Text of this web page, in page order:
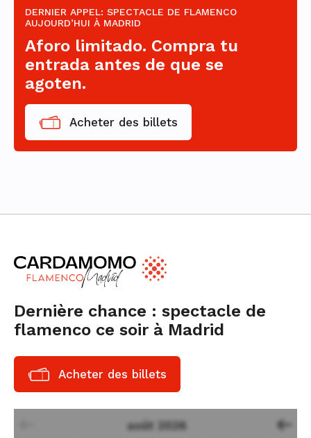
DERNIER APPEL: SPECTACLE DE FLAMENCO
AUJOURD’HUI À MADRID
Aforo limitado. Compra tu
entrada antes de que se
agoten.
Acheter des billets
Dernière chance : spectacle de
flamenco ce soir à Madrid
Acheter des billets